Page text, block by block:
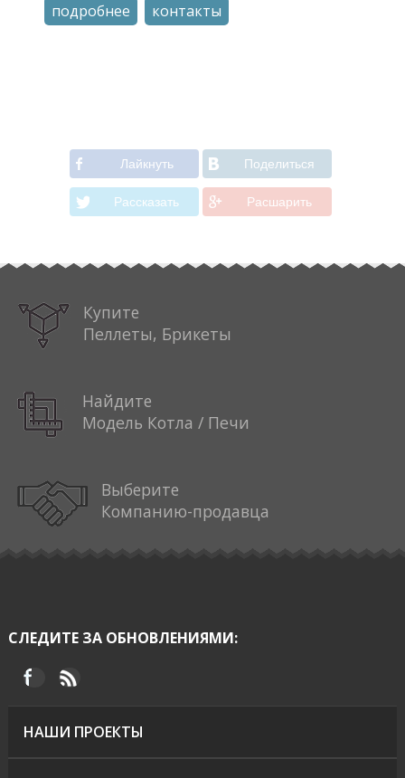
подробнее контакты
Лайкнуть Поделиться
Рассказать Расшарить
Купите
Пеллеты, Брикеты
Найдите
Модель Котла / Печи
Выберите
Компанию-продавца
СЛЕДИТЕ ЗА ОБНОВЛЕНИЯМИ:
НАШИ ПРОЕКТЫ